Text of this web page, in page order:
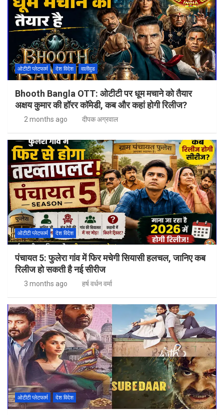
ओटीटी प्लेटफार्म देश विदेश वालीवुड
Bhooth Bangla OTT: ओटीटी पर धूम मचाने को तैयार
अक्षय कुमार की हॉरर कॉमेडी, कब और कहां होगी रिलीज?
2 months ago दीपक अग्रवाल
ओटीटी प्लेटफार्म देश विदेश
पंचायत 5: फुलेरा गांव में फिर मचेगी सियासी हलचल, जानिए कब
रिलीज हो सकती है नई सीरीज
3 months ago हर्ष वर्धन वर्मा
ओटीटी प्लेटफार्म देश विदेश